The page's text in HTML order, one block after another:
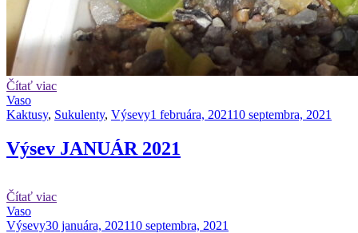
Čítať viac
Vaso
Kaktusy, Sukulenty, Výsevy1 februára, 202110 septembra, 2021
Výsev JANUÁR 2021
Čítať viac
Vaso
Výsevy30 januára, 202110 septembra, 2021